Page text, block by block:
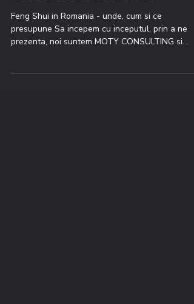
Feng Shui in Romania -
Servicii consultanta
Feng Shui in Romania - unde, cum si ce
prezenta, noi suntem MOTY CONSULTING si